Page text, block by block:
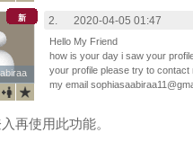
新 2. 2020-04-05 01:47
Hello My Friend
how is your day i saw your
your profile please try to
my email
再使用此功能。